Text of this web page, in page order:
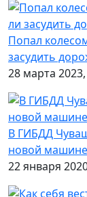
Попал
засудить
28 марта
В ГИБДД
новой
22 января